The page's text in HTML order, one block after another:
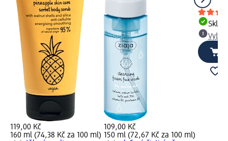
119,00 Kč
160 ml (74,38 Kč za 100 ml)
109,00 Kč
150 ml (72,67 Kč za 100 ml)
ml